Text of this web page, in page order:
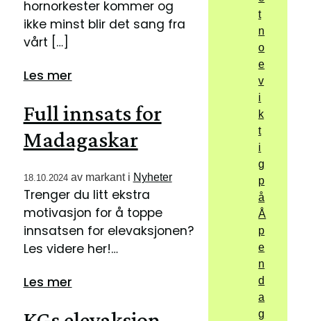
hornorkester kommer og
ikke minst blir det sang fra
vårt […]
Les mer
Full innsats for
Madagaskar
18.10.2024 av markant i Nyheter
Trenger du litt ekstra
motivasjon for å toppe
innsatsen for elevaksjonen?
Les videre her!…
Les mer
t
n
o
e
v
i
k
t
i
g
p
å
Å
p
e
n
d
a
g